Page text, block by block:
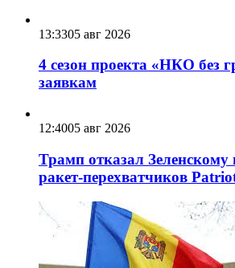
13:3305 авг 2026
4 сезон проекта «НКО без
заявкам
12:4005 авг 2026
Трамп отказал Зеленскому
ракет-перехватчиков